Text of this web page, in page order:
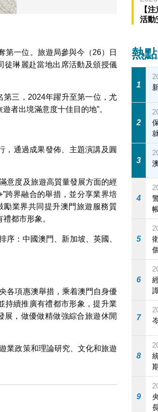
第一位。旅遊局參與今（26）日
徒琳麗赴當地出席活動及頒授儀
三，2024年躍升至第一位，尤
者出境滿意度十佳目的地”。
，通過成果發佈、主題演講及圓
意度及旅遊高質量發展方面的經
跨界融合的舉措，並分享業界培
勵業界共同提升澳門旅遊服務質
都市形象。
序：中國澳門、新加坡、英國、
各項惠澳舉措，乘着澳門自身優
持續推廣有禮都市形象，提升業
展，做優做精做強綜合旅遊休閒
業政策和理論研究、文化和旅遊
【
活動
熱
1
2
3
4
5
6
7
8
統
9